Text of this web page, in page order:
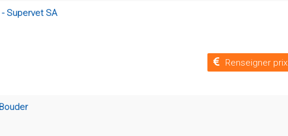
Supervet SA
Renseigner prix